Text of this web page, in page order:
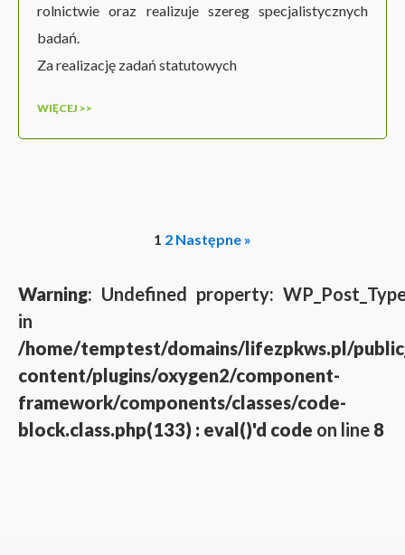
rolnictwie oraz realizuje szereg specjalistycznych
badań.
Za realizację zadań statutowych
WIĘCEJ >>
1 2 Następne »
Warning: Undefined property:
in
/home/temptest/domains/lifezpkws.pl/
content/plugins/oxygen2/component-
framework/components/classes/code-
block.class.php(133) : eval()'d code on line 8